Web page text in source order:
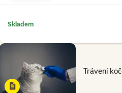
Skladem
Trávení